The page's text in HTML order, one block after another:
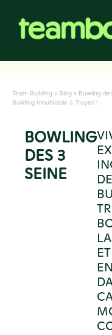
contenu
Team Building » Blog » Bowling
Building Inoubliable à Troyes !
BOWLING
DES 3
SEINE